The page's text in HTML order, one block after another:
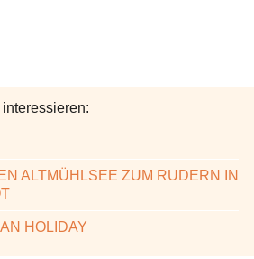
ALTMÜHLSEE ZUM RUDERN IN
HOLIDAY